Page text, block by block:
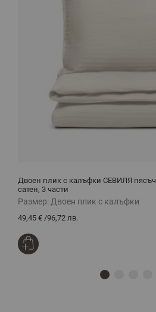
Двоен плик с калъфки СЕВИЛЯ
сатен, 3 части
Размер: Двоен плик с калъфки
49,45 € /96,72 лв.